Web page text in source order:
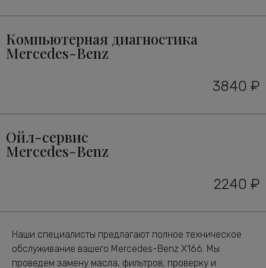
Компьютерная диагностика
Mercedes-Benz
3840 ₽
Ойл-сервис
Mercedes-Benz
2240 ₽
Наши специалисты предлагают полное техническое
обслуживание вашего Mercedes-Benz X166. Мы
проведем замену масла, фильтров, проверку и